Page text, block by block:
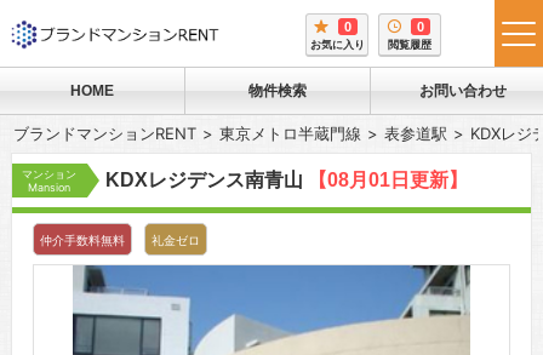
0
お気に入り
0
閲覧履歴
HOME 物件検索 お問い合わせ
ブランドマンションRENT 東京メトロ半蔵門線 表参道駅 KDXレジ
マンション
Mansion
KDXレジデンス南青山 【08月01日更新】
仲介手数料無料 礼金ゼロ